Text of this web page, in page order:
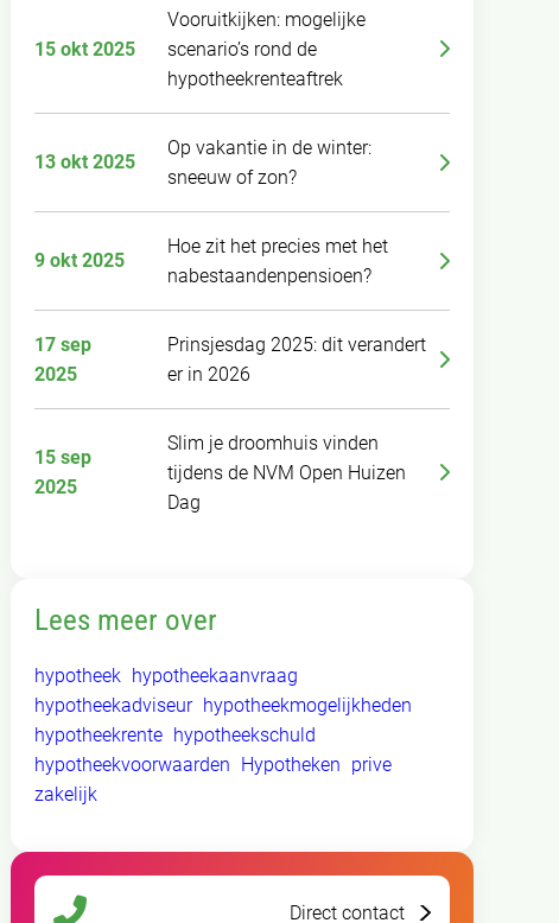
15 okt 2025
Vooruitkijken: mogelijke
scenario’s rond de
hypotheekrenteaftrek
13 okt 2025
Op vakantie in de winter:
sneeuw of zon?
9 okt 2025
Hoe zit het precies met het
nabestaandenpensioen?
17 sep
2025
Prinsjesdag 2025: dit verandert
er in 2026
15 sep
2025
Slim je droomhuis vinden
tijdens de NVM Open Huizen
Dag
Lees meer over
hypotheek hypotheekaanvraag
hypotheekadviseur hypotheekmogelijkheden
hypotheekrente hypotheekschuld
hypotheekvoorwaarden Hypotheken prive
zakelijk
Direct contact